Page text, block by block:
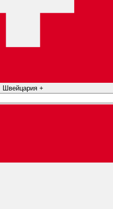
Швейцария +